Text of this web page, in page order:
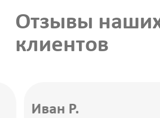
Отзывы
клиентов
Иван Р.